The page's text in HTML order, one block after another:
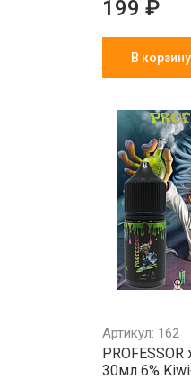
199 ₽
В корзину
Артикул: 162
30мл 6%